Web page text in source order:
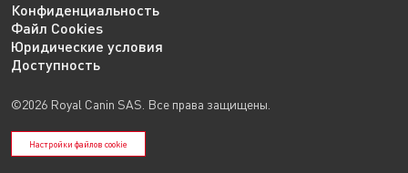
Конфиденциальность
Файл Cookies
Юридические условия
Доступность
©2026 Royal Canin SAS. Все права защищены.
Настройки файлов cookie